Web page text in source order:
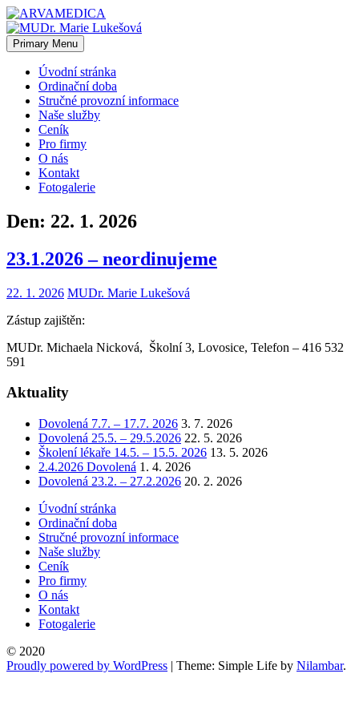
Skip
to
content
MUDr. Marie Lukešová
Primary Menu
Úvodní stránka
Ordinační doba
Stručné provozní informace
Naše služby
Ceník
Pro firmy
O nás
Kontakt
Fotogalerie
Den: 22. 1. 2026
23.1.2026 – neordinujeme
22. 1. 2026 MUDr. Marie Lukešová
Zástup zajištěn:
MUDr. Michaela Nicková, Školní 3, Lovosice, Telefon – 416 532
591
Aktuality
Dovolená 7.7. – 17.7. 2026 3. 7. 2026
Dovolená 25.5. – 29.5.2026 22. 5. 2026
Školení lékaře 14.5. – 15.5. 2026 13. 5. 2026
2.4.2026 Dovolená 1. 4. 2026
Dovolená 23.2. – 27.2.2026 20. 2. 2026
Úvodní stránka
Ordinační doba
Stručné provozní informace
Naše služby
Ceník
Pro firmy
O nás
Kontakt
Fotogalerie
© 2020
Proudly powered by WordPress | Theme: Simple Life by Nilambar.